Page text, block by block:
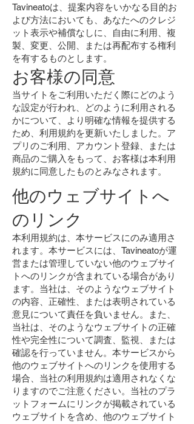
Tavineatoは、提案内容をいかなる目的お
よび方法においても、あなたへのクレジ
ット表示や補償なしに、自由に利用、複
製、変更、公開、または再配布する権利
を有するものとします。
お客様の同意
当サイトをご利用いただく際にどのよう
な設定が行われ、どのように利用される
かについて、より明確な情報を提供する
ため、利用規約を更新いたしました。ア
プリのご利用、アカウント登録、または
商品のご購入をもって、お客様は本利用
規約に同意したものとみなされます。
他のウェブサイトへ
のリンク
本利用規約は、本サービスにのみ適用さ
れます。本サービスには、Tavineatoが運
営または管理していない他のウェブサイ
トへのリンクが含まれている場合があり
ます。当社は、そのようなウェブサイト
の内容、正確性、または表明されている
意見について責任を負いません。また、
当社は、そのようなウェブサイトの正確
性や完全性について調査、監視、または
確認を行っていません。本サービスから
他のウェブサイトへのリンクを使用する
場合、当社の利用規約は適用されなくな
りますのでご注意ください。当社のプラ
ットフォームにリンクが掲載されている
ウェブサイトを含め、他のウェブサイト